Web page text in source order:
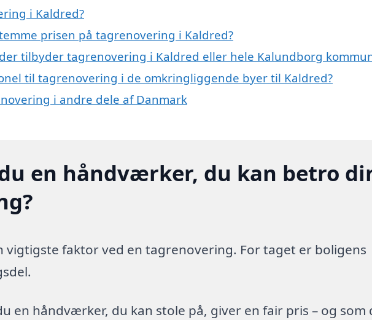
i Kaldred?
prisen på tagrenovering i Kaldred?
tilbyder tagrenovering i Kaldred eller hele Kalundborg
til tagrenovering i de omkringliggende byer til Kaldred?
i andre dele af Danmark
en håndværker, du kan betro
vigtigste faktor ved en tagrenovering. For taget er boligens
en håndværker, du kan stole på, giver en fair pris – og som